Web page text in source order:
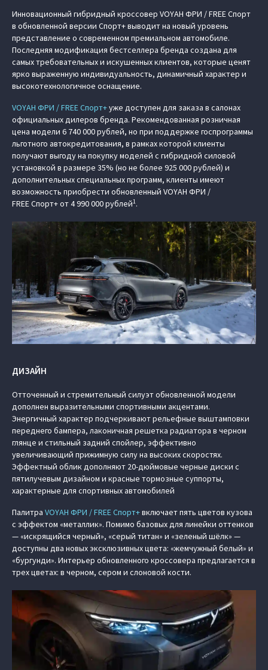
Инновационный гибридный кроссовер VOYAH ФРИ / FREE Спорт
в обновленной версии Спорт+ выводит на новый уровень
представление о современном премиальном автомобиле.
Последняя модификация бестселлера бренда создана для
самых требовательных и искушенных клиентов, которые ценят
ярко выраженную индивидуальность, динамичный характер и
высокотехнологичное оснащение.
VOYAH ФРИ / FREE Спорт+уже доступен для заказа в салонах
официальных дилеров бренда. Рекомендованная розничная
цена модели 6 740 000 рублей, но при поддержке госпрограммы
льготного автокредитования, в рамках которой клиенты
получают выгоду на покупку моделей с гибридной силовой
установкой в размере 35% (но не более 925 000 рублей) и
дополнительных специальных программ, клиенты имеют
возможность приобрести обновленный VOYAH ФРИ /
FREE Спорт+ от 4 990 000 рублей1.
ДИЗАЙН
Отточенный и стремительный силуэт обновленной модели
дополнен выразительными спортивными акцентами.
Энергичный характер подчеркивают рельефные выштамповки
переднего бампера, лаконичная решетка радиатора в черном
глянце и стильный задний спойлер, эффективно
увеличивающий прижимную силу на высоких скоростях.
Эффектный облик дополняют 20-дюймовые черные диски с
пятилучевым дизайном и красные тормозные суппорты,
характерные для спортивных автомобилей
Палитра VOYAH ФРИ / FREE Спорт+включает пять цветов кузова
с эффектом «металлик». Помимо базовых для линейки оттенков
— «искрящийся черный», «серый титан» и «зеленый шёлк» —
доступны два новых эксклюзивных цвета: «жемчужный белый» и
«бургунди». Интерьер обновленного кроссовера предлагается в
трех цветах: в черном, сером и слоновой кости.